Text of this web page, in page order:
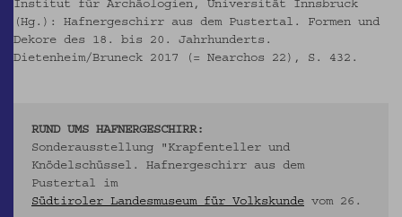
Institut für Archäologien, Universität Innsbruck
(Hg.): Hafnergeschirr aus dem Pustertal. Formen und
Dekore des 18. bis 20. Jahrhunderts.
Dietenheim/Bruneck 2017 (= Nearchos 22), S. 432.
RUND UMS HAFNERGESCHIRR:
Sonderausstellung "Krapfenteller und
Knödelschüssel. Hafnergeschirr aus dem
Pustertal im
Südtiroler Landesmuseum für Volkskunde vom 26.